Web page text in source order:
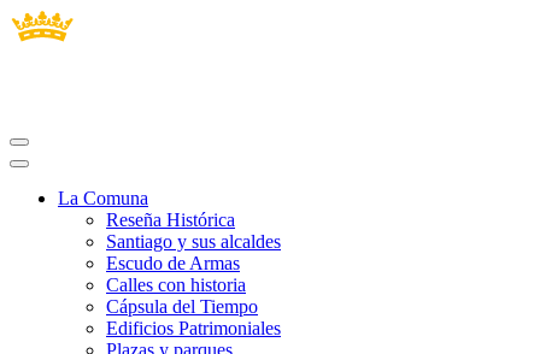
La Comuna
Reseña Histórica
Santiago y sus alcaldes
Escudo de Armas
Calles con historia
Cápsula del Tiempo
Edificios Patrimoniales
Plazas y parques